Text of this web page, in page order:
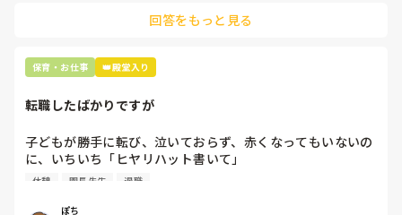
て貰い、主任に報告してます。
回答をもっと見る
保育・お仕事 👑殿堂入り
転職したばかりですが
子どもが勝手に転び、泣いておらず、赤くなってもいないの
に、いちいち「ヒヤリハット書いて」
と書かされ
（そう言う本人は書かない）
休憩 園長先生 退職
ぽち